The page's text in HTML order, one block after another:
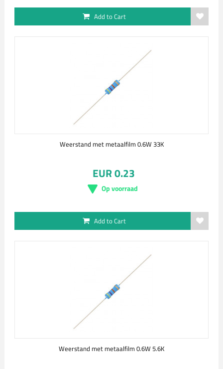
Add to Cart
Weerstand met metaalfilm 0.6W 33K
EUR 0.23
Op voorraad
Add to Cart
Weerstand met metaalfilm 0.6W 5.6K